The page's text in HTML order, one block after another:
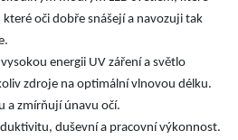
oči dobře snášejí a navozuji tak
energii UV záření a světlo
zdroje na optimální vlnovou délku.
a zmírňují únavu očí.
duševní a pracovní výkonnost.